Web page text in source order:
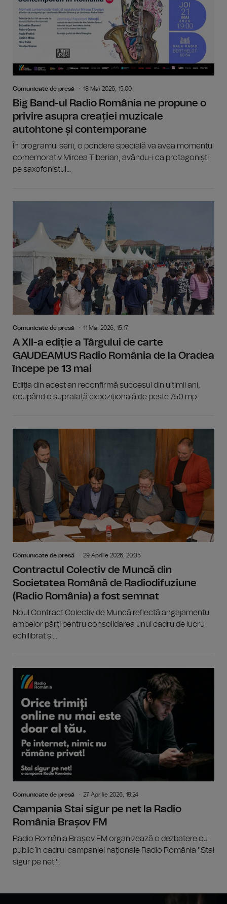
Comunicate de presă 18 Mai 2026, 15:00
Big Band-ul Radio România ne propune o
privire asupra creației muzicale
autohtone și contemporane
În programul serii, o pondere specială va avea momentul
comemorativ Mircea Tiberian, avându-i ca protagoniști
pe saxofonistul...
Comunicate de presă 11 Mai 2026, 15:17
A XII-a ediție a Târgului de carte
GAUDEAMUS Radio România de la Oradea
începe pe 13 mai
Ediția din acest an reconfirmă succesul din ultimii ani,
ocupând o suprafață expozițională de peste 750 mp.
Comunicate de presă 29 Aprilie 2026, 20:35
Contractul Colectiv de Muncă din
Societatea Română de Radiodifuziune
(Radio România) a fost semnat
Noul Contract Colectiv de Muncă reflectă angajamentul
ambelor părți pentru consolidarea unui cadru de lucru
echilibrat și...
Comunicate de presă 27 Aprilie 2026, 19:24
Campania Stai sigur pe net la Radio
România Brașov FM
Radio România Brașov FM organizează o dezbatere cu
public în cadrul campaniei naționale Radio România "Stai
sigur pe net!".